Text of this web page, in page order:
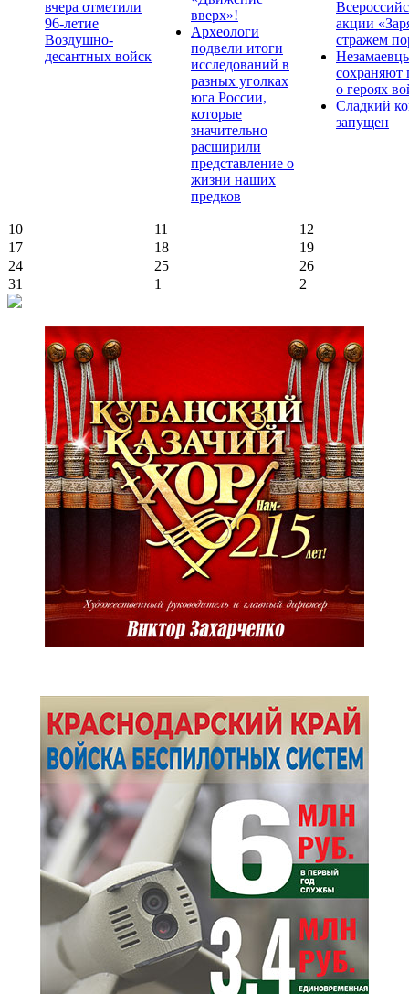
вчера отметили
96-летие
Воздушно-
десантных войск
вверх»!
Археологи
подвели итоги
исследований в
разных уголках
юга России,
которые
значительно
расширили
представление о
жизни наших
предков
акции
стражем
сохраняют
о героях
Сладкий
запущен
10 11
12
17
18
19
24
25
26
31
1 2